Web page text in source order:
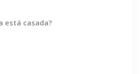
está casada?